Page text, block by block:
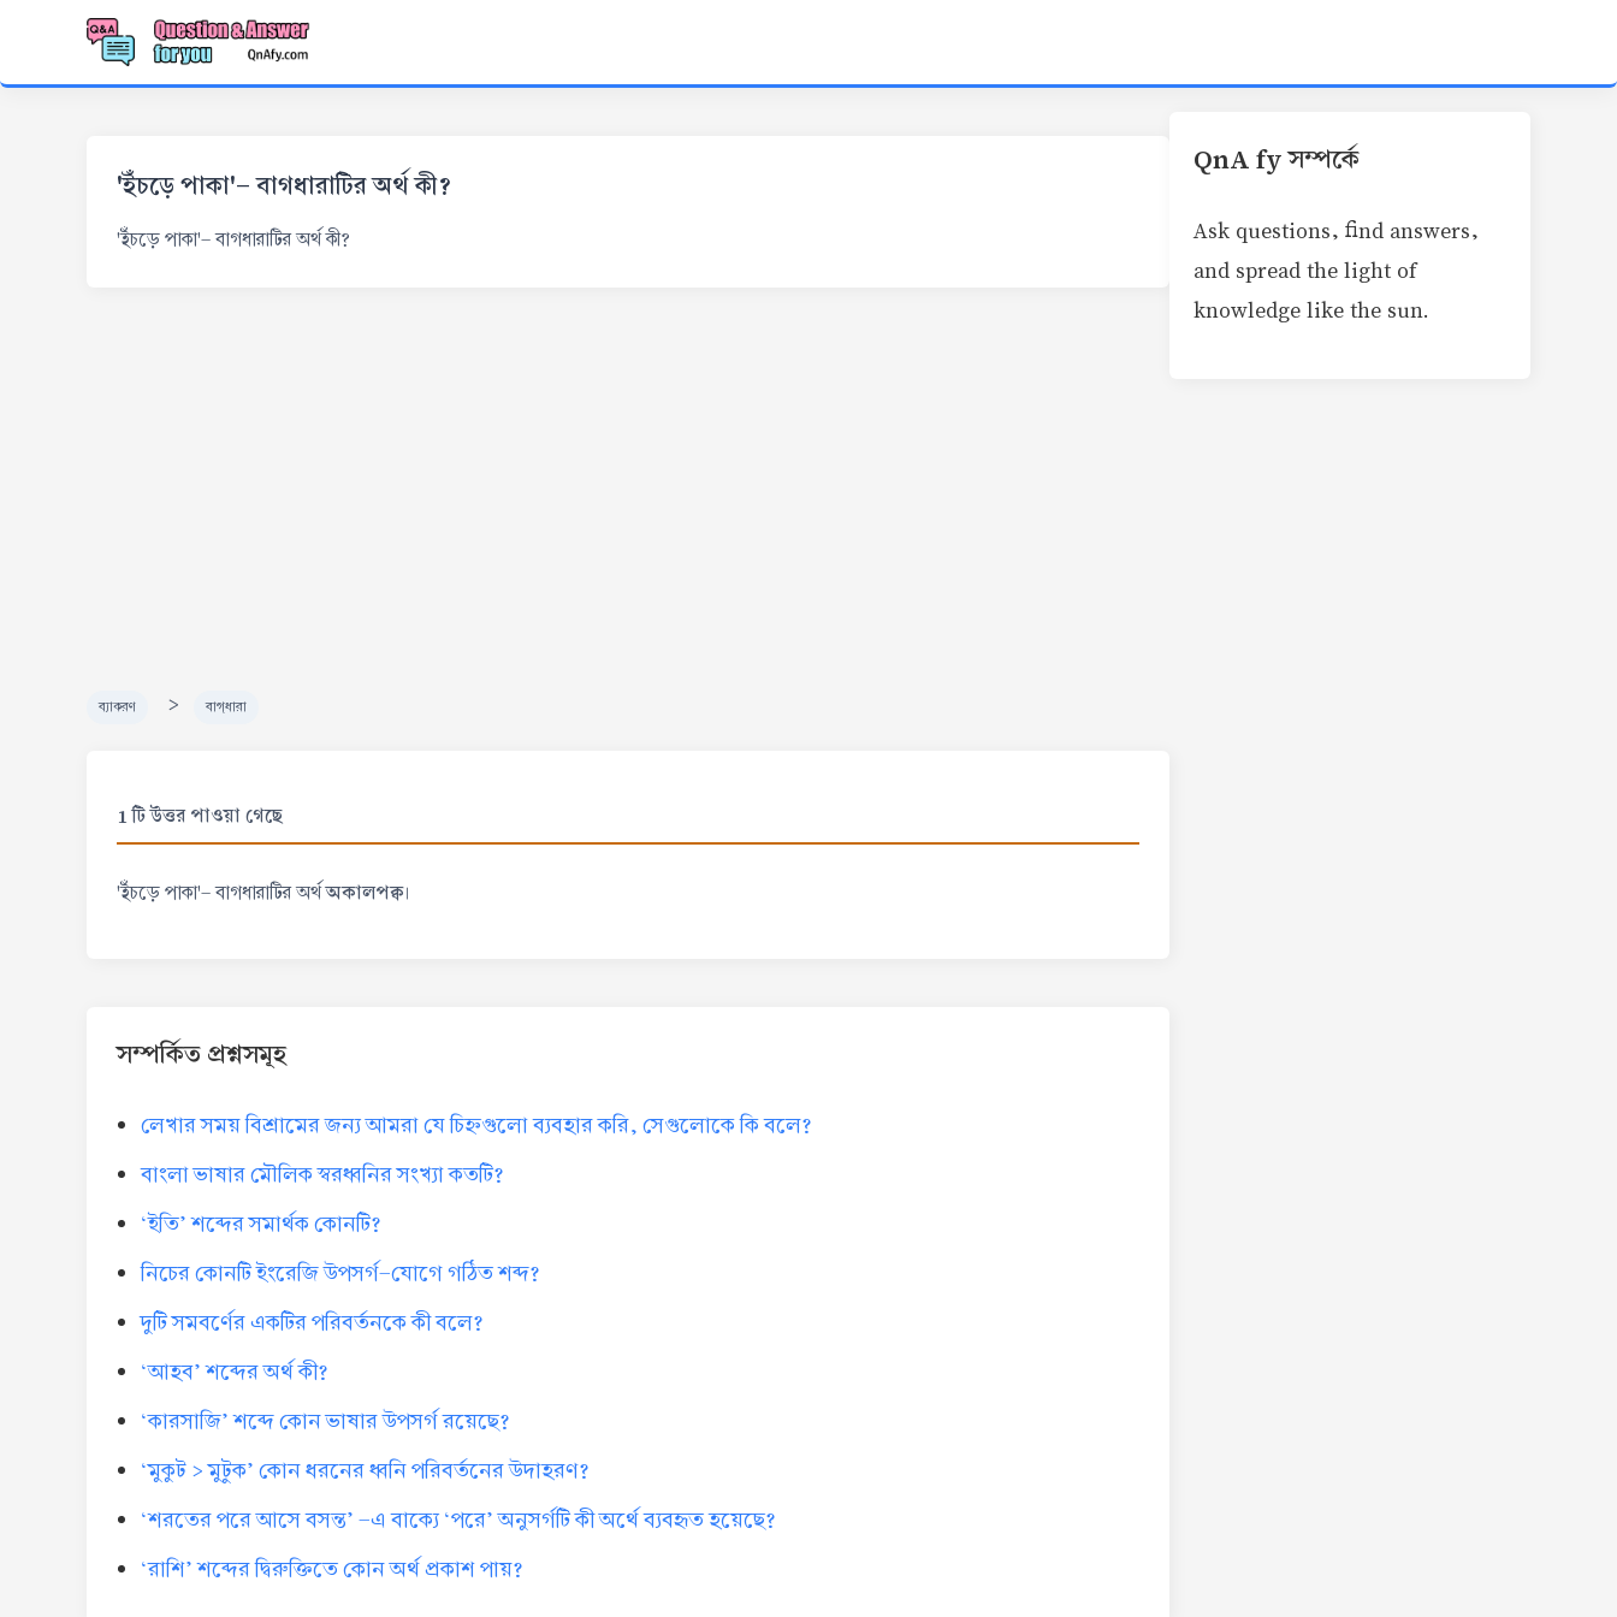
'ইঁচড়ে পাকা'- বাগধারাটির অর্থ কী?
'ইঁচড়ে পাকা'- বাগধারাটির অর্থ কী?
ব্যাকরণ > বাগ্‌ধারা
1 টি উত্তর পাওয়া গেছে
'ইঁচড়ে পাকা'- বাগধারাটির অর্থঅকালপক্ব।
সম্পর্কিত প্রশ্নসমূহ
লেখার সময় বিশ্রামের জন্য আমরা যে চিহ্নগুলো ব্যবহার করি, সেগুলোকে কি বলে?
বাংলা ভাষার মৌলিক স্বরধ্বনির সংখ্যা কতটি?
‘ইতি’ শব্দের সমার্থক কোনটি?
নিচের কোনটি ইংরেজি উপসর্গ-যোগে গঠিত শব্দ?
দুটি সমবর্ণের একটির পরিবর্তনকে কী বলে?
‘আহব’ শব্দের অর্থ কী?
‘কারসাজি’ শব্দে কোন ভাষার উপসর্গ রয়েছে?
‘মুকুট > মুটুক’ কোন ধরনের ধ্বনি পরিবর্তনের উদাহরণ?
‘শরতের পরে আসে বসন্ত’ -এ বাক্যে ‘পরে’ অনুসর্গটি কী অর্থে ব্যবহৃত হয়েছে?
‘রাশি’ শব্দের দ্বিরুক্তিতে কোন অর্থ প্রকাশ পায়?
QnA fy সম্পর্কে
Ask questions, find answers,
and spread the light of
knowledge like the sun.